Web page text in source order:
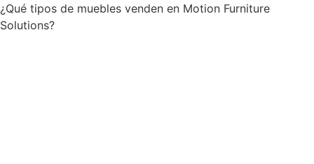
¿Qué tipos de muebles venden en Motion Furniture
Solutions?